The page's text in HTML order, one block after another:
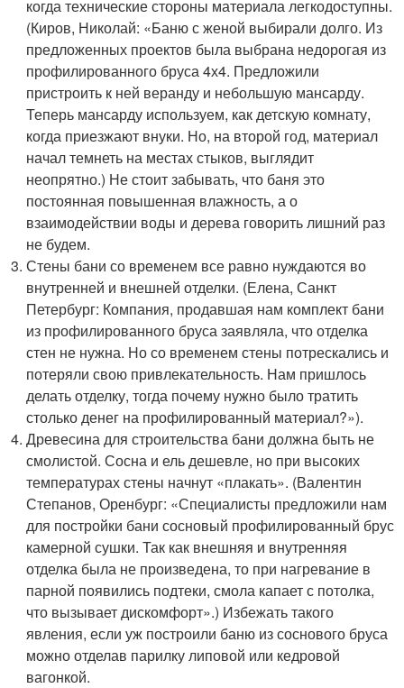
когда технические стороны материала легкодоступны.
(Киров, Николай: «Баню с женой выбирали долго. Из
предложенных проектов была выбрана недорогая из
профилированного бруса 4х4. Предложили
пристроить к ней веранду и небольшую мансарду.
Теперь мансарду используем, как детскую комнату,
когда приезжают внуки. Но, на второй год, материал
начал темнеть на местах стыков, выглядит
неопрятно.) Не стоит забывать, что баня это
постоянная повышенная влажность, а о
взаимодействии воды и дерева говорить лишний раз
не будем.
Стены бани со временем все равно нуждаются во
внутренней и внешней отделки. (Елена, Санкт
Петербург: Компания, продавшая нам комплект бани
из профилированного бруса заявляла, что отделка
стен не нужна. Но со временем стены потрескались и
потеряли свою привлекательность. Нам пришлось
делать отделку, тогда почему нужно было тратить
столько денег на профилированный материал?»).
Древесина для строительства бани должна быть не
смолистой. Сосна и ель дешевле, но при высоких
температурах стены начнут «плакать». (Валентин
Степанов, Оренбург: «Специалисты предложили нам
для постройки бани сосновый профилированный брус
камерной сушки. Так как внешняя и внутренняя
отделка была не произведена, то при нагревание в
парной появились подтеки, смола капает с потолка,
что вызывает дискомфорт».) Избежать такого
явления, если уж построили баню из соснового бруса
можно отделав парилку липовой или кедровой
вагонкой.